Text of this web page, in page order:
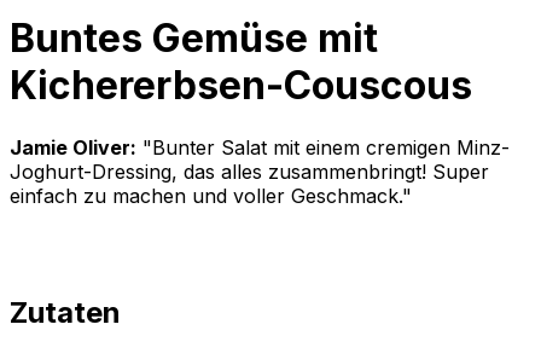
Buntes Gemüse mit
Kichererbsen-Couscous
Jamie Oliver: "Bunter Salat mit einem cremigen Minz-
Joghurt-Dressing, das alles zusammenbringt! Super
einfach zu machen und voller Geschmack."
Zutaten